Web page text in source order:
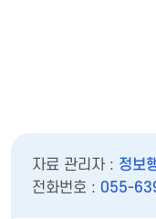
자료 관리자 : 정보
전화번호 : 055-